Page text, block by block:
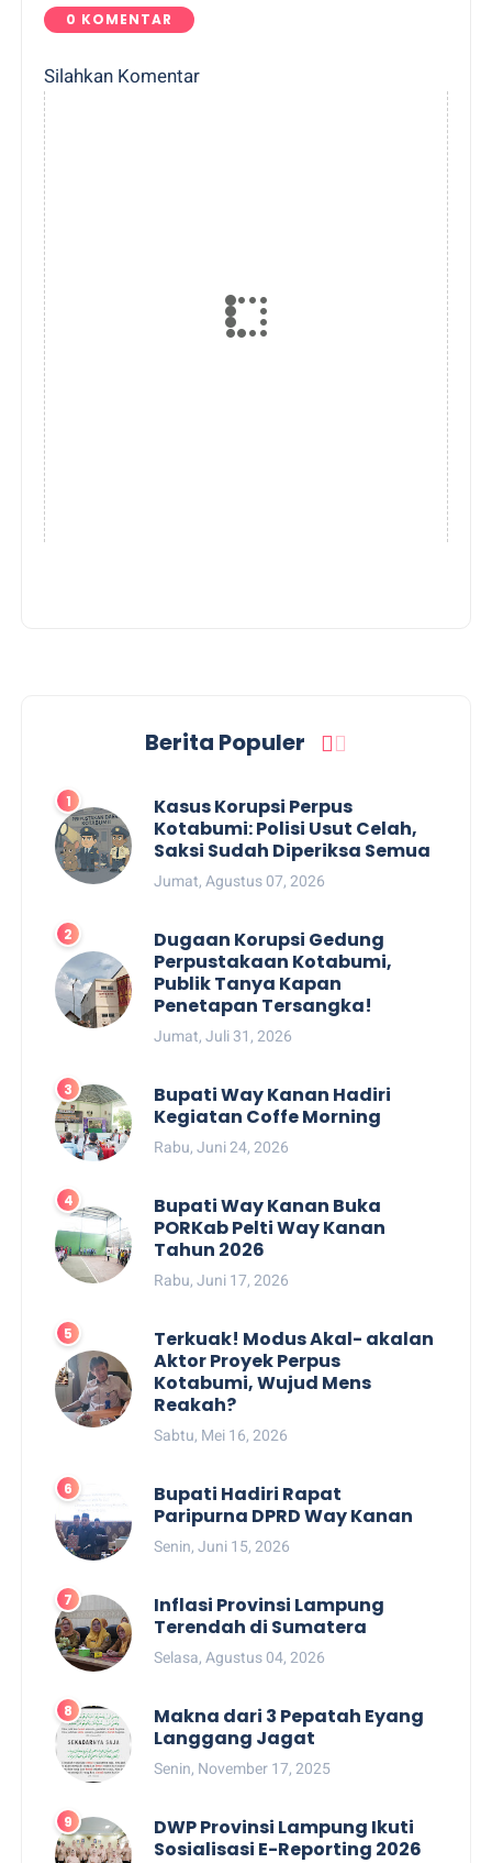
0 KOMENTAR
Silahkan Komentar
Berita Populer
Kasus Korupsi Perpus
Kotabumi: Polisi Usut Celah,
Saksi Sudah Diperiksa Semua
Jumat, Agustus 07, 2026
Dugaan Korupsi Gedung
Perpustakaan Kotabumi,
Publik Tanya Kapan
Penetapan Tersangka!
Jumat, Juli 31, 2026
Bupati Way Kanan Hadiri
Kegiatan Coffe Morning
Rabu, Juni 24, 2026
Bupati Way Kanan Buka
PORKab Pelti Way Kanan
Tahun 2026
Rabu, Juni 17, 2026
Terkuak! Modus Akal- akalan
Aktor Proyek Perpus
Kotabumi, Wujud Mens
Reakah?
Sabtu, Mei 16, 2026
Bupati Hadiri Rapat
Paripurna DPRD Way Kanan
Senin, Juni 15, 2026
Inflasi Provinsi Lampung
Terendah di Sumatera
Selasa, Agustus 04, 2026
Makna dari 3 Pepatah Eyang
Langgang Jagat
Senin, November 17, 2025
DWP Provinsi Lampung Ikuti
Sosialisasi E-Reporting 2026